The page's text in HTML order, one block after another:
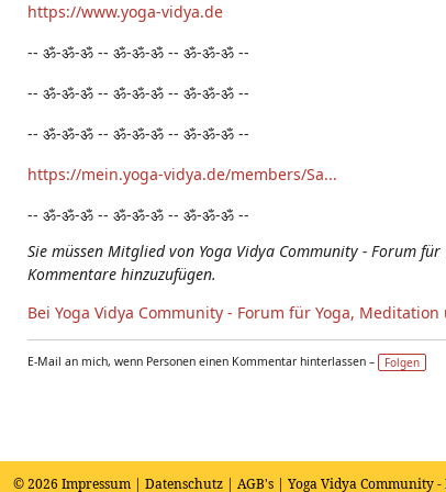
https://www.yoga-vidya.de
-- ॐ-ॐ-ॐ -- ॐ-ॐ-ॐ -- ॐ-ॐ-ॐ --
-- ॐ-ॐ-ॐ -- ॐ-ॐ-ॐ -- ॐ-ॐ-ॐ --
-- ॐ-ॐ-ॐ -- ॐ-ॐ-ॐ -- ॐ-ॐ-ॐ --
https://mein.yoga-vidya.de/members/Sa...
-- ॐ-ॐ-ॐ -- ॐ-ॐ-ॐ -- ॐ-ॐ-ॐ --
Sie müssen Mitglied von Yoga Vidya Community - Forum
Kommentare hinzuzufügen.
Bei Yoga Vidya Community - Forum für Yoga,
E-Mail an mich, wenn Personen einen Kommentar hinterlassen – Folgen
© 2026 Impressum | Datenschutz | AGB's | Yoga Vidya Community